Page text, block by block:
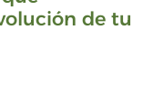
de tu